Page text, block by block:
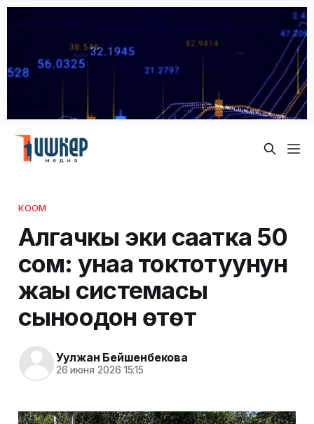
КООМ
Алгачкы эки саатка 50
сом: унаа токтотуунун
жаңы системасы
сыноодон өтөт
Уулжан Бейшенбекова
26 июня 2026 15:15